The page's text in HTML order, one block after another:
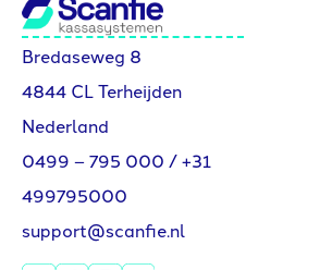
Bredaseweg 8
4844 CL Terheijden
Nederland
0499 – 795 000 /+31
499795000
support@scanfie.nl